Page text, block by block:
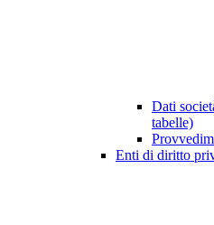
Dati
tabelle)
Enti di diritto